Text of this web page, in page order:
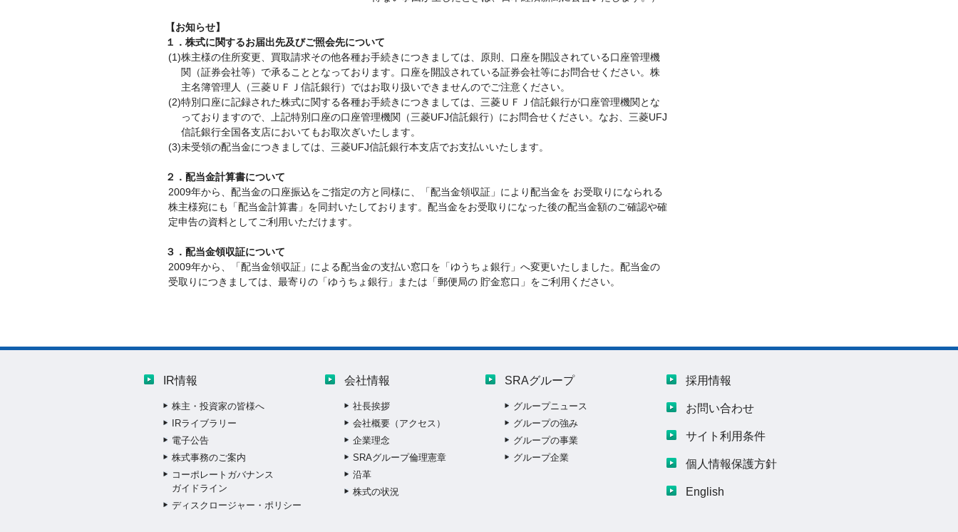
【お知らせ】
１．株式に関するお届出先及びご照会先について
(1)株主様の住所変更、買取請求その他各種お手続きにつきましては、原則、口座を開設されている口座管理機
関（証券会社等）で承ることとなっております。口座を開設されている証券会社等にお問合せください。株
主名簿管理人（三菱ＵＦＪ信託銀行）ではお取り扱いできませんのでご注意ください。
(2)特別口座に記録された株式に関する各種お手続きにつきましては、三菱ＵＦＪ信託銀行が口座管理機関とな
っておりますので、上記特別口座の口座管理機関（三菱UFJ信託銀行）にお問合せください。なお、三菱UFJ
信託銀行全国各支店においてもお取次ぎいたします。
(3)未受領の配当金につきましては、三菱UFJ信託銀行本支店でお支払いいたします。
２．配当金計算書について
2009年から、配当金の口座振込をご指定の方と同様に、「配当金領収証」により配当金を お受取りになられる
株主様宛にも「配当金計算書」を同封いたしております。配当金をお受取りになった後の配当金額のご確認や確
定申告の資料としてご利用いただけます。
３．配当金領収証について
2009年から、「配当金領収証」による配当金の支払い窓口を「ゆうちょ銀行」へ変更いたしました。配当金の
受取りにつきましては、最寄りの「ゆうちょ銀行」または「郵便局の 貯金窓口」をご利用ください。
IR情報
株主・投資家の皆様へ
IRライブラリー
電子公告
株式事務のご案内
コーポレートガバナンス
ガイドライン
ディスクロージャー・ポリシー
会社情報
社長挨拶
会社概要（アクセス）
企業理念
SRAグループ倫理憲章
沿革
株式の状況
SRAグループ
グループニュース
グループの強み
グループの事業
グループ企業
採用情報
お問い合わせ
サイト利用条件
個人情報保護方針
English